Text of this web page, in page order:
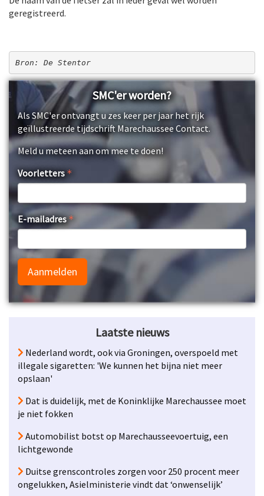
geregistreerd.
Bron: De Stentor
SMC'er worden?
Als SMC'er ontvangt u zes keer per jaar het rijk
geïllustreerde tijdschrift Marechaussee Contact.
Meld u meteen aan om mee te doen!
Voorletters
E-mailadres
Aanmelden
Laatste nieuws
Nederland wordt, ook via Groningen, overspoeld met
illegale sigaretten: 'We kunnen het bijna niet meer
opslaan'
Dat is duidelijk, met de Koninklijke Marechaussee moet
je niet fokken
Automobilist botst op Marechausseevoertuig, een
lichtgewonde
Duitse grenscontroles zorgen voor 250 procent meer
ongelukken, Asielministerie vindt dat ‘onwenselijk’